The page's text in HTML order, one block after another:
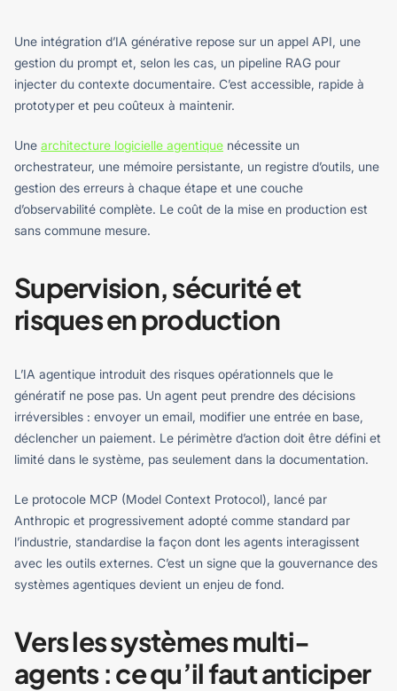
Une intégration d’IA générative repose sur un appel API, une
gestion du prompt et, selon les cas, un pipeline RAG pour
injecter du contexte documentaire. C’est accessible, rapide à
prototyper et peu coûteux à maintenir.
Une architecture logicielle agentique nécessite un
orchestrateur, une mémoire persistante, un registre d’outils, une
gestion des erreurs à chaque étape et une couche
d’observabilité complète. Le coût de la mise en production est
sans commune mesure.
Supervision, sécurité et
risques en production
L’IA agentique introduit des risques opérationnels que le
génératif ne pose pas. Un agent peut prendre des décisions
irréversibles : envoyer un email, modifier une entrée en base,
déclencher un paiement. Le périmètre d’action doit être défini et
limité dans le système, pas seulement dans la documentation.
Le protocole MCP (Model Context Protocol), lancé par
Anthropic et progressivement adopté comme standard par
l’industrie, standardise la façon dont les agents interagissent
avec les outils externes. C’est un signe que la gouvernance des
systèmes agentiques devient un enjeu de fond.
Vers les systèmes multi-
agents : ce qu’il faut anticiper